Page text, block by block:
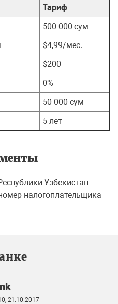
Тариф
500 000 сум
$4,99/мес.
$200
0%
50 000 сум
5 лет
Узбекистан
налогоплательщика
21.10.2017